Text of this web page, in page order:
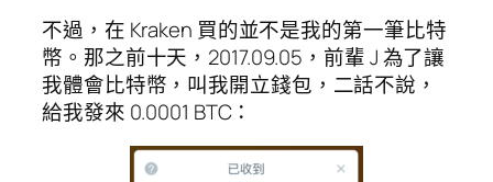
不過，在 Kraken 買的並不是我的第一筆比特
幣。那之前十天，2017.09.05，前輩 J 為了讓
我體會比特幣，叫我開立錢包，二話不說，
給我發來 0.0001 BTC：